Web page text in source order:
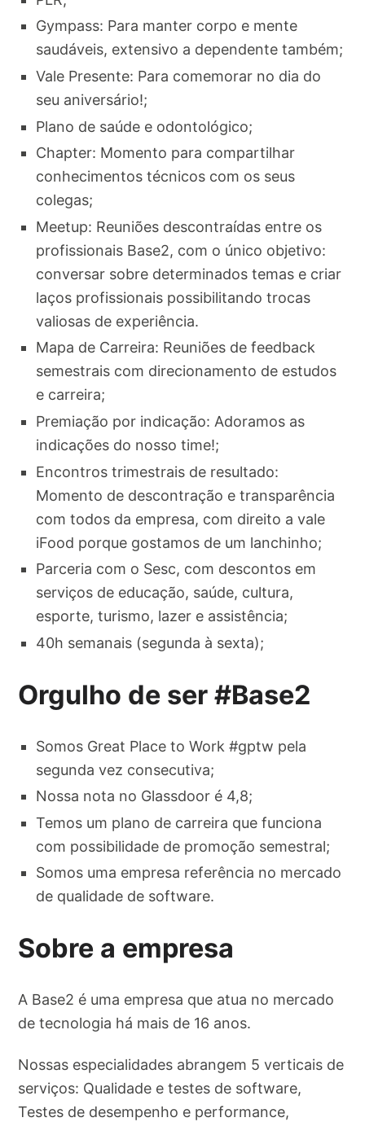
Gympass: Para manter corpo e mente
saudáveis, extensivo a dependente também;
Vale Presente: Para comemorar no dia do
seu aniversário!;
Plano de saúde e odontológico;
Chapter: Momento para compartilhar
conhecimentos técnicos com os seus
colegas;
Meetup: Reuniões descontraídas entre os
profissionais Base2, com o único objetivo:
conversar sobre determinados temas e criar
laços profissionais possibilitando trocas
valiosas de experiência.
Mapa de Carreira: Reuniões de feedback
semestrais com direcionamento de estudos
e carreira;
Premiação por indicação: Adoramos as
indicações do nosso time!;
Encontros trimestrais de resultado:
Momento de descontração e transparência
com todos da empresa, com direito a vale
iFood porque gostamos de um lanchinho;
Parceria com o Sesc, com descontos em
serviços de educação, saúde, cultura,
esporte, turismo, lazer e assistência;
40h semanais (segunda à sexta);
Orgulho de ser #Base2
Somos Great Place to Work #gptw pela
segunda vez consecutiva;
Nossa nota no Glassdoor é 4,8;
Temos um plano de carreira que funciona
com possibilidade de promoção semestral;
Somos uma empresa referência no mercado
de qualidade de software.
Sobre a empresa
A Base2 é uma empresa que atua no mercado
de tecnologia há mais de 16 anos.
Nossas especialidades abrangem 5 verticais de
serviços: Qualidade e testes de software,
Testes de desempenho e performance,